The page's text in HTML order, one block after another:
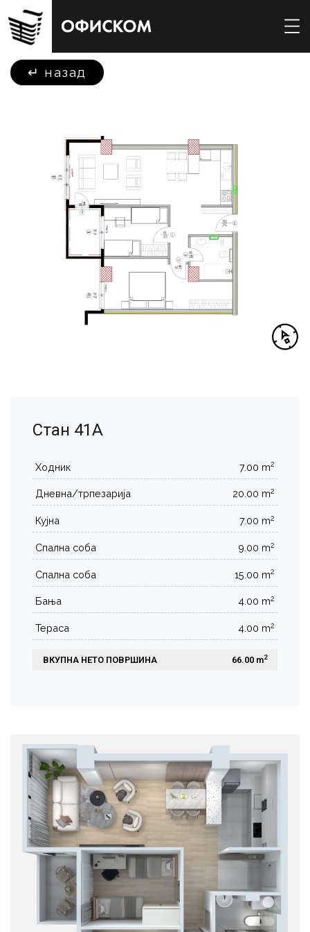
↵ назад
Стан 41А
Ходник 7.00 m2
Дневна/трпезарија 20.00 m2
Кујна 7.00 m2
Спална соба 9.00 m2
Спална соба 15.00 m2
Бања 4.00 m2
Тераса 4.00 m2
ВКУПНА НЕТО ПОВРШИНА 66.00 m2